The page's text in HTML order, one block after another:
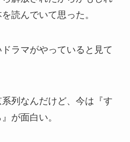
読んでいて思った。
ラマがやっていると見て
列なんだけど、今は『す
が面白い。